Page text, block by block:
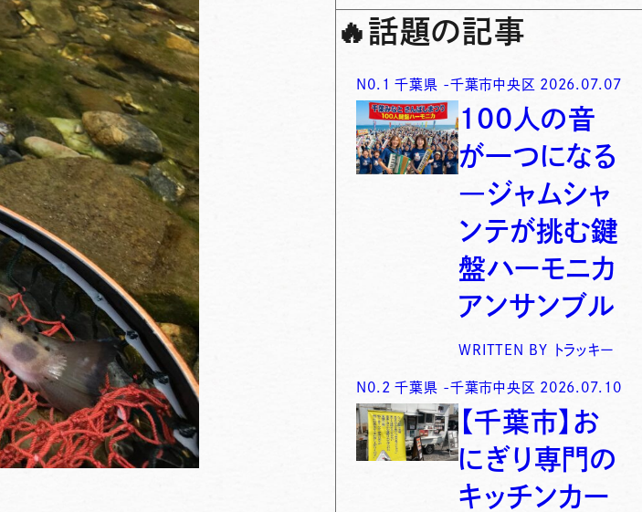
🔥 話題の記事
N0. 1 千葉県 -千葉市中央区 2026.07.07
100人の音
が一つになる
―ジャムシャ
ンテが挑む鍵
盤ハーモニカ
アンサンブル
WRITTEN BY トラッキー
N0. 2 千葉県 -千葉市中央区 2026.07.10
【千葉市】お
にぎり専門の
キッチンカー